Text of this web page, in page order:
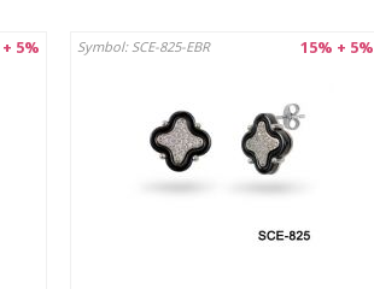
oraz europejskimi normami dotyczącymi
imiennym producenta/importera,
5% 15% + 5%
Symbol: SCE-825-EBR